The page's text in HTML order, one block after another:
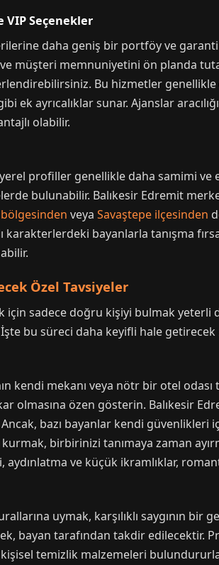
VIP Seçenekler
daha geniş bir portföy ve
müşteri memnuniyetini ön planda
Bu hizmetler
ek ayrıcalıklar sunar. Ajanslar
olabilir.
profiller genellikle daha samimi
bulunabilir. Balıkesir Edremit
veya Savaştepe ilçesinden
karakterlerdeki bayanlarla tanışma
Özel Tavsiyeler
için sadece doğru kişiyi bulmak
bu süreci daha keyifli hale getirecek
kendi mekanı veya nötr bir otel odası
olmasına özen gösterin. Balıkesir
bazı bayanlar kendi
birbirinizi tanımaya zaman
ve küçük ikramlıklar,
uymak, karşılıklı saygının
bayan tarafından takdir edilecektir.
kişisel temizlik malzemeleri